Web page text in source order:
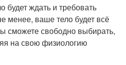
будет ждать и требовать
менее, ваше тело будет всё
сможете свободно выбирать,
на свою физиологию